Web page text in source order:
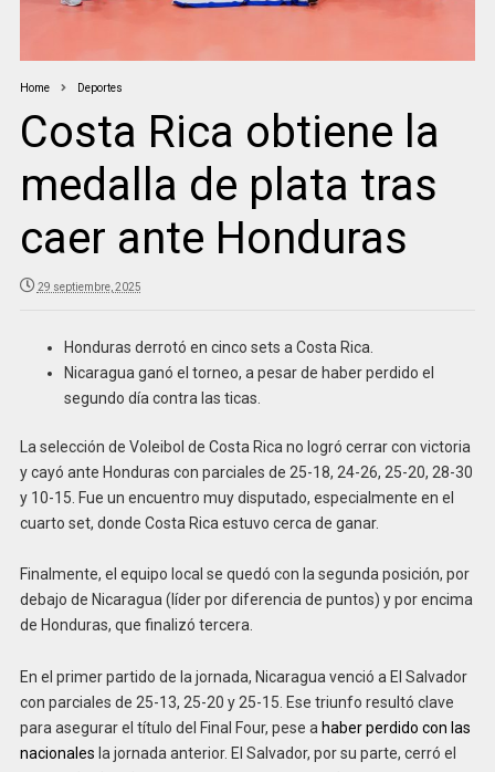
Home Deportes
Costa Rica obtiene la
medalla de plata tras
caer ante Honduras
29 septiembre, 2025
Honduras derrotó en cinco sets a Costa Rica.
Nicaragua ganó el torneo, a pesar de haber perdido el
segundo día contra las ticas.
La selección de Voleibol de Costa Rica no logró cerrar con victoria
y cayó ante Honduras con parciales de 25-18, 24-26, 25-20, 28-30
y 10-15. Fue un encuentro muy disputado, especialmente en el
cuarto set, donde Costa Rica estuvo cerca de ganar.
Finalmente, el equipo local se quedó con la segunda posición, por
debajo de Nicaragua (líder por diferencia de puntos) y por encima
de Honduras, que finalizó tercera.
En el primer partido de la jornada, Nicaragua venció a El Salvador
con parciales de 25-13, 25-20 y 25-15. Ese triunfo resultó clave
para asegurar el título del Final Four, pese a haber perdido con las
nacionales la jornada anterior. El Salvador, por su parte, cerró el